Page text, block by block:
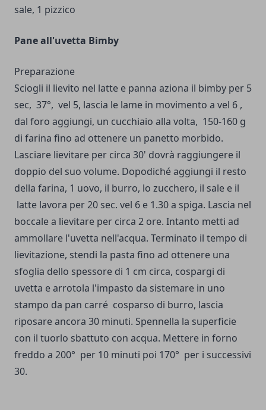
sale, 1 pizzico
Pane all'uvetta Bimby
Preparazione
Sciogli il lievito nel latte e panna aziona il bimby per 5
sec, 37°, vel 5, lascia le lame in movimento a vel 6 ,
dal foro aggiungi, un cucchiaio alla volta, 150-160 g
di farina fino ad ottenere un panetto morbido.
Lasciare lievitare per circa 30' dovrà raggiungere il
doppio del suo volume. Dopodiché aggiungi il resto
della farina, 1 uovo, il burro, lo zucchero, il sale e il
latte lavora per 20 sec. vel 6 e 1.30 a spiga. Lascia nel
boccale a lievitare per circa 2 ore. Intanto metti ad
ammollare l'uvetta nell'acqua. Terminato il tempo di
lievitazione, stendi la pasta fino ad ottenere una
sfoglia dello spessore di 1 cm circa, cospargi di
uvetta e arrotola l'impasto da sistemare in uno
stampo da pan carré cosparso di burro, lascia
riposare ancora 30 minuti. Spennella la superficie
con il tuorlo sbattuto con acqua. Mettere in forno
freddo a 200° per 10 minuti poi 170° per i successivi
30.